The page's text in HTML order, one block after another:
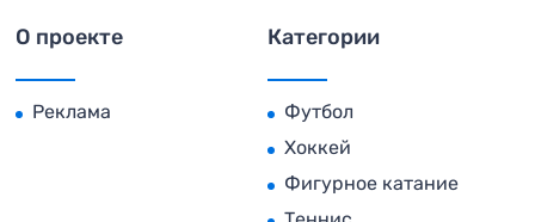
О проекте
Реклама
Категории
Футбол
Хоккей
Фигурное катание